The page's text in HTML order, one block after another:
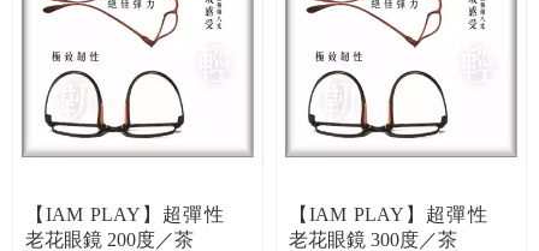
購物流程
會員專區
常見問題
折價券、紅利說明
【IAM PLAY】超彈性
老花眼鏡 200度／茶
【IAM PLAY】超彈性
老花眼鏡 300度／茶